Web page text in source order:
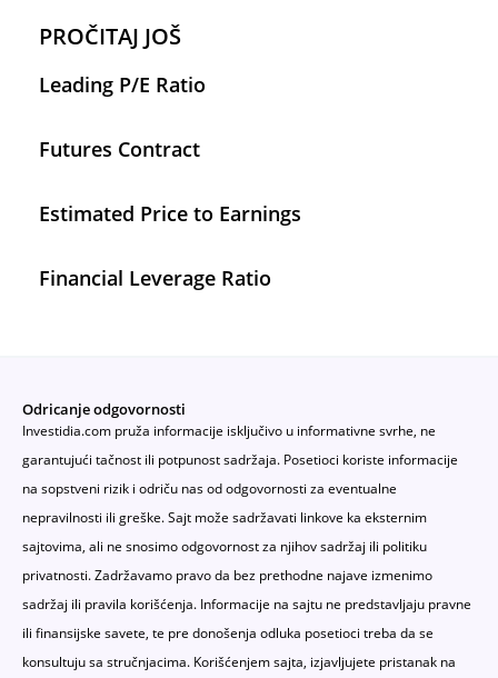
PROČITAJ JOŠ
Leading P/E Ratio
Futures Contract
Estimated Price to Earnings
Financial Leverage Ratio
Odricanje odgovornosti
Investidia.com pruža informacije isključivo u informativne svrhe, ne
garantujući tačnost ili potpunost sadržaja. Posetioci koriste informacije
na sopstveni rizik i odriču nas od odgovornosti za eventualne
nepravilnosti ili greške. Sajt može sadržavati linkove ka eksternim
sajtovima, ali ne snosimo odgovornost za njihov sadržaj ili politiku
privatnosti. Zadržavamo pravo da bez prethodne najave izmenimo
sadržaj ili pravila korišćenja. Informacije na sajtu ne predstavljaju pravne
ili finansijske savete, te pre donošenja odluka posetioci treba da se
konsultuju sa stručnjacima. Korišćenjem sajta, izjavljujete pristanak na